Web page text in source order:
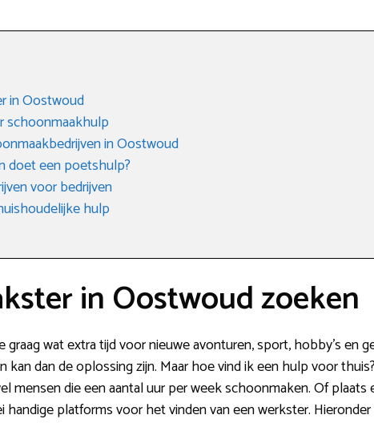
in Oostwoud
schoonmaakhulp
in Oostwoud
doet een poetshulp?
voor bedrijven
hulp
in Oostwoud zoeken
graag wat extra tijd voor nieuwe avonturen, sport, hobby’s en
dan de oplossing zijn. Maar hoe vind ik een hulp voor
mensen die een aantal uur per week schoonmaken. Of
platforms voor het vinden van een werkster.